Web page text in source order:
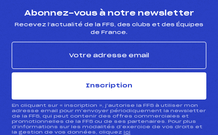
Abonnez-vous à notre newsletter
Recevez l’actualité de la FFS, des clubs et des Équipes
de France.
Inscription
En cliquant sur « inscription », j’autorise la FFS à utiliser mon
adresse email pour m’envoyer périodiquement la newsletter
de la FFS, qui peut contenir des offres commerciales et
promotionnelles de la FFS ou de ses partenaires. Pour plus
d’informations sur les modalités d’exercice de vos droits et
la gestion de vos données, cliquez ici